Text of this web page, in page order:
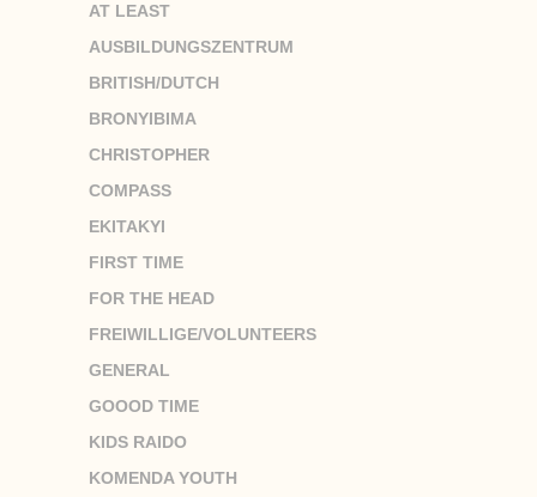
AT LEAST
AUSBILDUNGSZENTRUM
BRITISH/DUTCH
BRONYIBIMA
CHRISTOPHER
COMPASS
EKITAKYI
FIRST TIME
FOR THE HEAD
FREIWILLIGE/VOLUNTEERS
GENERAL
GOOOD TIME
KIDS RAIDO
KOMENDA YOUTH